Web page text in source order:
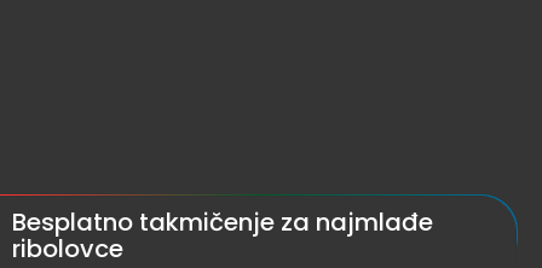
Besplatno takmičenje za najmlađe
ribolovce